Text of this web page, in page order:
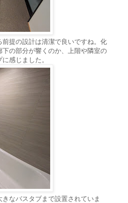
提の設計は清潔で良いですね。化
の部分が響くのか、上階や隣室の
感じました。
なバスタブまで設置されていま